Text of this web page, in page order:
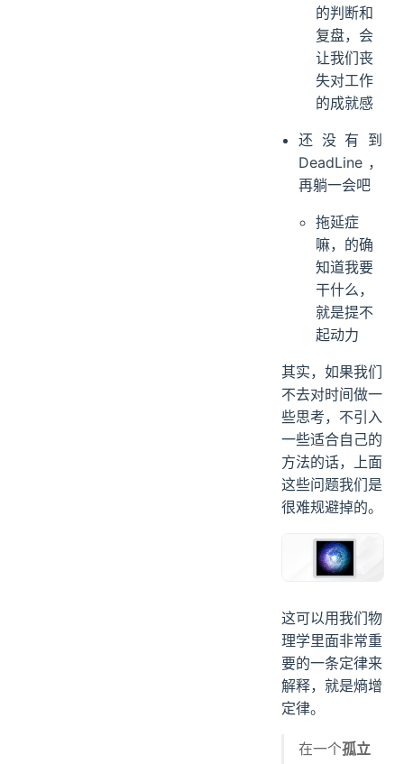
的判断和
复盘，会
让我们丧
失对工作
的成就感
还没有到
DeadLine，
再躺一会吧
拖延症
嘛，的确
知道我要
干什么，
就是提不
起动力
其实，如果我们
不去对时间做一
些思考，不引入
一些适合自己的
方法的话，上面
这些问题我们是
很难规避掉的。
这可以用我们物
理学里面非常重
要的一条定律来
解释，就是熵增
定律。
在一个孤立